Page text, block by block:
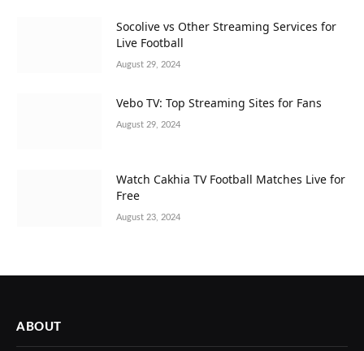
Socolive vs Other Streaming Services for
Live Football
August 29, 2024
Vebo TV: Top Streaming Sites for Fans
August 29, 2024
Watch Cakhia TV Football Matches Live for
Free
August 23, 2024
ABOUT